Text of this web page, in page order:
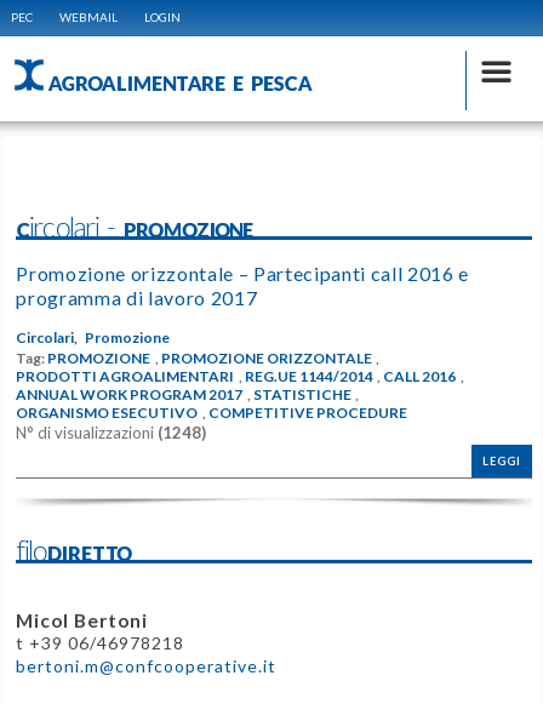
PEC WEBMAIL LOGIN
AGROALIMENTARE E PESCA
Circolari - PROMOZIONE
Promozione orizzontale – Partecipanti call 2016 e
programma di lavoro 2017
Circolari, Promozione
Tag: PROMOZIONE , PROMOZIONE ORIZZONTALE ,
PRODOTTI AGROALIMENTARI , REG.UE 1144/2014 , CALL 2016 ,
ANNUAL WORK PROGRAM 2017 , STATISTICHE ,
ORGANISMO ESECUTIVO , COMPETITIVE PROCEDURE
N° di visualizzazioni (1248)
LEGGI
filoDIRETTO
Micol Bertoni
t +39 06/46978218
bertoni.m@confcooperative.it